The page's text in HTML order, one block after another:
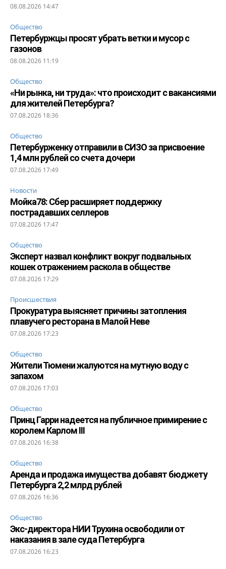
08.08.2026 14:47
Общество
Петербуржцы просят убрать ветки и мусор с
газонов
08.08.2026 11:19
Общество
«Ни рынка, ни труда»: что происходит с вакансиями
для жителей Петербурга?
07.08.2026 18:36
Общество
Петербурженку отправили в СИЗО за присвоение
1,4 млн рублей со счета дочери
07.08.2026 17:49
Новости
Мойка78: Сбер расширяет поддержку
пострадавших селлеров
07.08.2026 17:47
Общество
Эксперт назвал конфликт вокруг подвальных
кошек отражением раскола в обществе
07.08.2026 17:29
Происшествия
Прокуратура выясняет причины затопления
плавучего ресторана в Малой Неве
07.08.2026 17:23
Общество
Жители Тюмени жалуются на мутную воду с
запахом
07.08.2026 17:03
Общество
Принц Гарри надеется на публичное примирение с
королем Карлом III
07.08.2026 16:38
Общество
Аренда и продажа имущества добавят бюджету
Петербурга 2,2 млрд рублей
07.08.2026 16:36
Общество
Экс-директора НИИ Трухина освободили от
наказания в зале суда Петербурга
07.08.2026 16:23